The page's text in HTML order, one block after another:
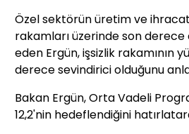
Özel sektörün üretim ve
rakamları üzerinde son
eden Ergün, işsizlik rakamının
derece sevindirici olduğunu
Bakan Ergün, Orta Vadeli
12,2'nin hedeflendiğini